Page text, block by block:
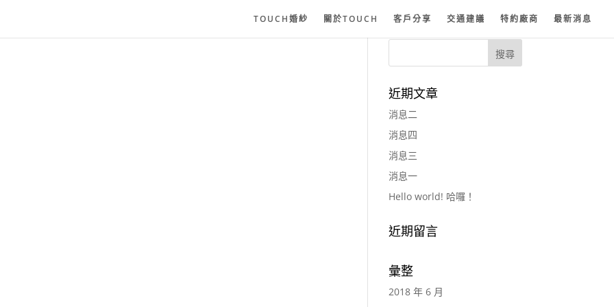
TOUCH婚紗 關於TOUCH 客戶分享 交通建議 特約廠商 最新消息
近期文章
消息二
消息四
消息三
消息一
Hello world! 哈囉！
近期留言
彙整
2018 年 6 月